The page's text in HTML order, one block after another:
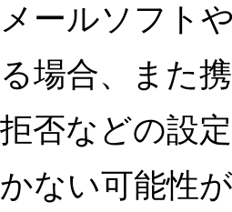
メールソフト
る場合、
また
拒否などの設
かない可能性